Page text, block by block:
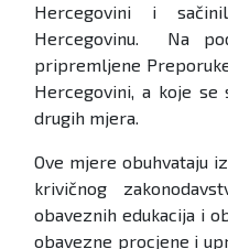
Hercegovini i
Hercegovinu. Na
pripremljene
Hercegovini, a koje se
drugih mjera.
Ove mjere obuhvataju
krivičnog
obaveznih edukacija i
obavezne procjene i